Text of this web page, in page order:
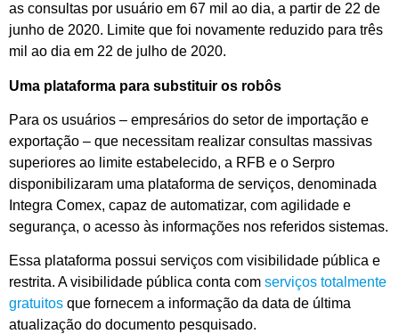
as consultas por usuário em 67 mil ao dia, a partir de 22 de
junho de 2020. Limite que foi novamente reduzido para três
mil ao dia em 22 de julho de 2020.
Uma plataforma para substituir os robôs
Para os usuários – empresários do setor de importação e
exportação – que necessitam realizar consultas massivas
superiores ao limite estabelecido, a RFB e o Serpro
disponibilizaram uma plataforma de serviços, denominada
Integra Comex, capaz de automatizar, com agilidade e
segurança, o acesso às informações nos referidos sistemas.
Essa plataforma possui serviços com visibilidade pública e
restrita. A visibilidade pública conta com serviços totalmente
gratuitos que fornecem a informação da data de última
atualização do documento pesquisado.